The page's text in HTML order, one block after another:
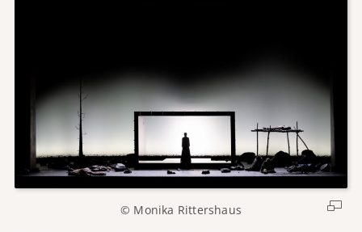
© Monika Rittershaus